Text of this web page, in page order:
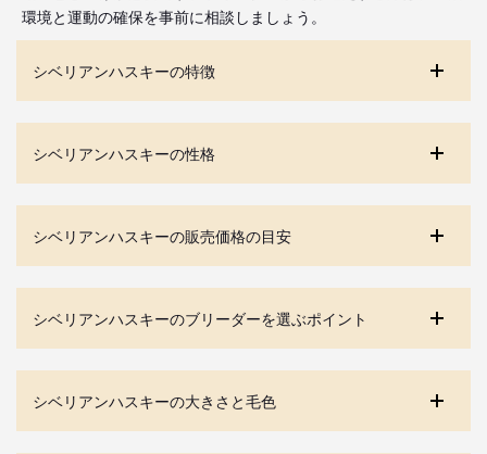
環境と運動の確保を事前に相談しましょう。
シベリアンハスキーの特徴
シベリアンハスキーの性格
シベリアンハスキーの販売価格の目安
シベリアンハスキーのブリーダーを選ぶポイント
シベリアンハスキーの大きさと毛色